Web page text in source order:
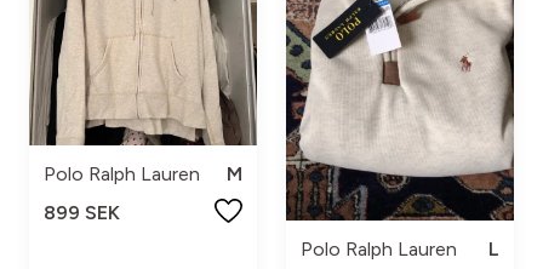
Polo Ralph Lauren
M
899 SEK
Polo Ralph Lauren
L